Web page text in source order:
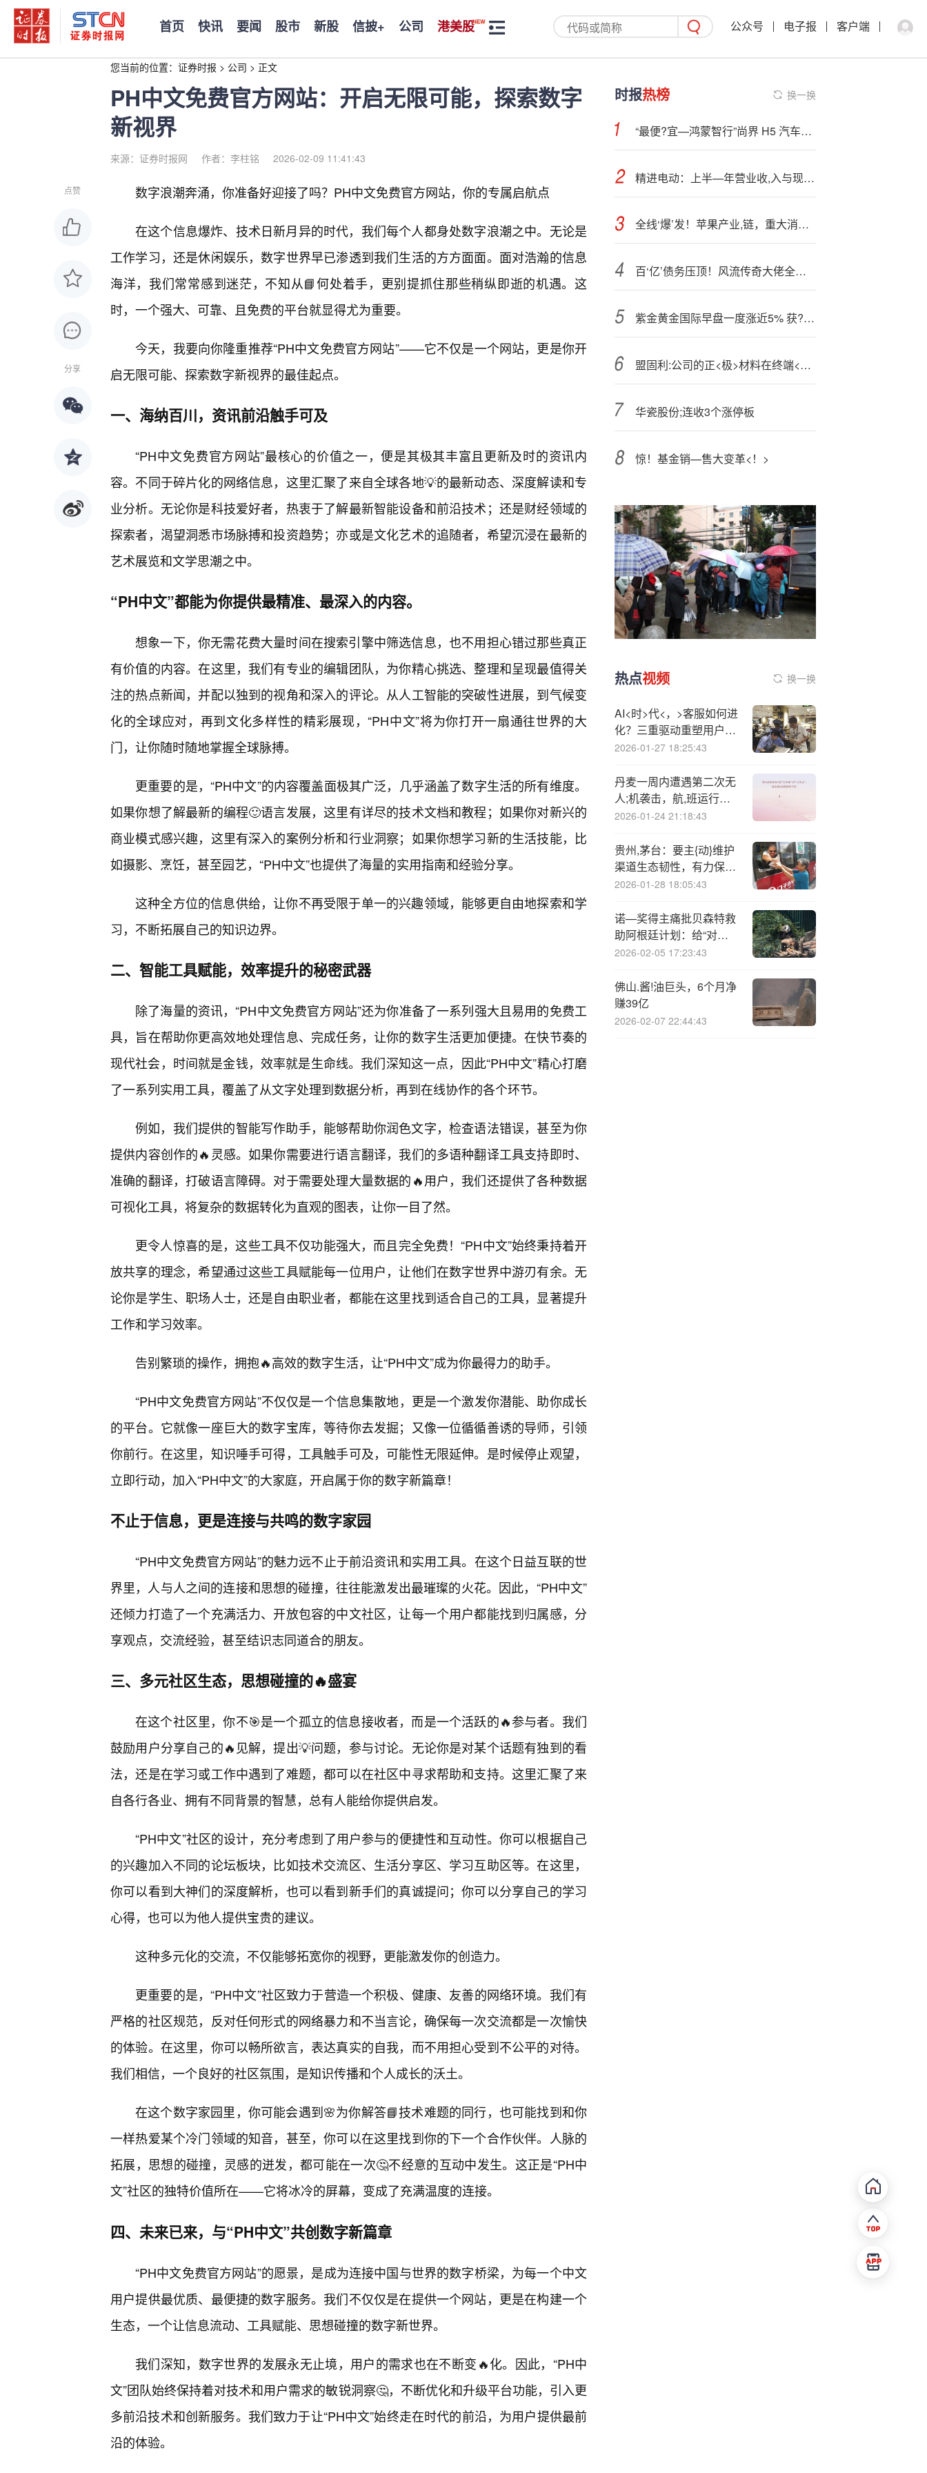
首页 快讯 要闻 股市 新股 信披+ 公司 港美股 公众号 电子报 客户端
您当前的位置： 证券时报 > 公司 > 正文
PH中文免费官方网站：开启无限可能，探索数字
新视界
来源：证券时报网 作者：李柱铭 2026-02-09 11:41:43
点赞
分享
数字浪潮奔涌，你准备好迎接了吗？PH中文免费官方网站，你的专属启航点
在这个信息爆炸、技术日新月异的时代，我们每个人都身处数字浪潮之中。无论是
工作学习，还是休闲娱乐，数字世界早已渗透到我们生活的方方面面。面对浩瀚的信息
海洋，我们常常感到迷茫，不知从📘何处着手，更别提抓住那些稍纵即逝的机遇。这
时，一个强大、可靠、且免费的平台就显得尤为重要。
今天，我要向你隆重推荐“PH中文免费官方网站”——它不仅是一个网站，更是你开
启无限可能、探索数字新视界的最佳起点。
一、海纳百川，资讯前沿触手可及
“PH中文免费官方网站”最核心的价值之一，便是其极其丰富且更新及时的资讯内
容。不同于碎片化的网络信息，这里汇聚了来自全球各地💡的最新动态、深度解读和专
业分析。无论你是科技爱好者，热衷于了解最新智能设备和前沿技术；还是财经领域的
探索者，渴望洞悉市场脉搏和投资趋势；亦或是文化艺术的追随者，希望沉浸在最新的
艺术展览和文学思潮之中。
“PH中文”都能为你提供最精准、最深入的内容。
想象一下，你无需花费大量时间在搜索引擎中筛选信息，也不用担心错过那些真正
有价值的内容。在这里，我们有专业的编辑团队，为你精心挑选、整理和呈现最值得关
注的热点新闻，并配以独到的视角和深入的评论。从人工智能的突破性进展，到气候变
化的全球应对，再到文化多样性的精彩展现，“PH中文”将为你打开一扇通往世界的大
门，让你随时随地掌握全球脉搏。
更重要的是，“PH中文”的内容覆盖面极其广泛，几乎涵盖了数字生活的所有维度。
如果你想了解最新的编程🙂语言发展，这里有详尽的技术文档和教程；如果你对新兴的
商业模式感兴趣，这里有深入的案例分析和行业洞察；如果你想学习新的生活技能，比
如摄影、烹饪，甚至园艺，“PH中文”也提供了海量的实用指南和经验分享。
这种全方位的信息供给，让你不再受限于单一的兴趣领域，能够更自由地探索和学
习，不断拓展自己的知识边界。
二、智能工具赋能，效率提升的秘密武器
除了海量的资讯，“PH中文免费官方网站”还为你准备了一系列强大且易用的免费工
具，旨在帮助你更高效地处理信息、完成任务，让你的数字生活更加便捷。在快节奏的
现代社会，时间就是金钱，效率就是生命线。我们深知这一点，因此“PH中文”精心打磨
了一系列实用工具，覆盖了从文字处理到数据分析，再到在线协作的各个环节。
例如，我们提供的智能写作助手，能够帮助你润色文字，检查语法错误，甚至为你
提供内容创作的🔥灵感。如果你需要进行语言翻译，我们的多语种翻译工具支持即时、
准确的翻译，打破语言障碍。对于需要处理大量数据的🔥用户，我们还提供了各种数据
可视化工具，将复杂的数据转化为直观的图表，让你一目了然。
更令人惊喜的是，这些工具不仅功能强大，而且完全免费！“PH中文”始终秉持着开
放共享的理念，希望通过这些工具赋能每一位用户，让他们在数字世界中游刃有余。无
论你是学生、职场人士，还是自由职业者，都能在这里找到适合自己的工具，显著提升
工作和学习效率。
告别繁琐的操作，拥抱🔥高效的数字生活，让“PH中文”成为你最得力的助手。
“PH中文免费官方网站”不仅仅是一个信息集散地，更是一个激发你潜能、助你成长
的平台。它就像一座巨大的数字宝库，等待你去发掘；又像一位循循善诱的导师，引领
你前行。在这里，知识唾手可得，工具触手可及，可能性无限延伸。是时候停止观望，
立即行动，加入“PH中文”的大家庭，开启属于你的数字新篇章！
不止于信息，更是连接与共鸣的数字家园
“PH中文免费官方网站”的魅力远不止于前沿资讯和实用工具。在这个日益互联的世
界里，人与人之间的连接和思想的碰撞，往往能激发出最璀璨的火花。因此，“PH中文”
还倾力打造了一个充满活力、开放包容的中文社区，让每一个用户都能找到归属感，分
享观点，交流经验，甚至结识志同道合的朋友。
三、多元社区生态，思想碰撞的🔥盛宴
在这个社区里，你不🎯是一个孤立的信息接收者，而是一个活跃的🔥参与者。我们
鼓励用户分享自己的🔥见解，提出💡问题，参与讨论。无论你是对某个话题有独到的看
法，还是在学习或工作中遇到了难题，都可以在社区中寻求帮助和支持。这里汇聚了来
自各行各业、拥有不同背景的智慧，总有人能给你提供启发。
“PH中文”社区的设计，充分考虑到了用户参与的便捷性和互动性。你可以根据自己
的兴趣加入不同的论坛板块，比如技术交流区、生活分享区、学习互助区等。在这里，
你可以看到大神们的深度解析，也可以看到新手们的真诚提问；你可以分享自己的学习
心得，也可以为他人提供宝贵的建议。
这种多元化的交流，不仅能够拓宽你的视野，更能激发你的创造力。
更重要的是，“PH中文”社区致力于营造一个积极、健康、友善的网络环境。我们有
严格的社区规范，反对任何形式的网络暴力和不当言论，确保每一次交流都是一次愉快
的体验。在这里，你可以畅所欲言，表达真实的自我，而不用担心受到不公平的对待。
我们相信，一个良好的社区氛围，是知识传播和个人成长的沃土。
在这个数字家园里，你可能会遇到🌸为你解答📘技术难题的同行，也可能找到和你
一样热爱某个冷门领域的知音，甚至，你可以在这里找到你的下一个合作伙伴。人脉的
拓展，思想的碰撞，灵感的迸发，都可能在一次🤔不经意的互动中发生。这正是“PH中
文”社区的独特价值所在——它将冰冷的屏幕，变成了充满温度的连接。
四、未来已来，与“PH中文”共创数字新篇章
“PH中文免费官方网站”的愿景，是成为连接中国与世界的数字桥梁，为每一个中文
用户提供最优质、最便捷的数字服务。我们不仅仅是在提供一个网站，更是在构建一个
生态，一个让信息流动、工具赋能、思想碰撞的数字新世界。
我们深知，数字世界的发展永无止境，用户的需求也在不断变🔥化。因此，“PH中
文”团队始终保持着对技术和用户需求的敏锐洞察🤔，不断优化和升级平台功能，引入更
多前沿技术和创新服务。我们致力于让“PH中文”始终走在时代的前沿，为用户提供最前
沿的体验。
时报热榜 换一换
“最便?宜—鸿蒙智行”尚界 H5 汽车搭载旗舰同款 CPM 碰撞解锁冗余模块，碰撞断电仍可解锁车门
精进电动：上半—年营业收,入与现金流改善 乘用车业务为主要增长动力
全线‘爆’发！苹果产业,链，重大消息！
百‘亿’债务压顶！风流传奇大佬全面“崩塌”，账上现金仅剩6亿了
紫金黄金国际早盘一度涨近5% 获?纳入恒生综合指数
盟固利:公司的正<极>材料在终端<可>应用于各类新能源汽车
华瓷股份;连收3个涨停板
惊！基金销—售大变革<！>
热点视频 换一换
AI<时>代<，>客服如何进
化？三重驱动重塑用户服
务体验
2026-01-27 18:25:43
丹麦一周内遭遇第二次无
人;机袭击，航,班运行受
阻
2026-01-24 21:18:43
贵州,茅台：要主{动}维护
渠道生态韧性，有力保障
渠道体系的良性协同和市
2026-01-28 18:05:43
诺—奖得主痛批贝森特救
助阿根廷计划：给“对冲
基金哥们儿”的救命钱
2026-02-05 17:23:43
佛山.酱!油巨头，6个月净
赚39亿
2026-02-07 22:44:43